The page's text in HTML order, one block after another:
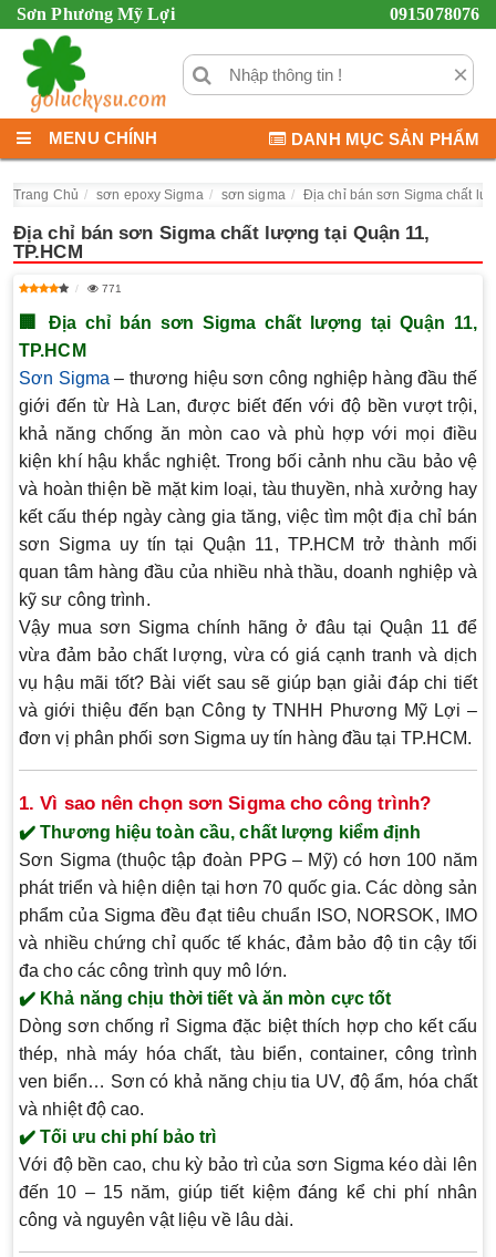
Sơn Phương Mỹ Lợi 0915078076
×
MENU CHÍNH DANH MỤC SẢN PHẨM
Trang Chủ sơn epoxy Sigma sơn sigma Địa chỉ bán sơn Sigma chất
Địa chỉ bán sơn Sigma chất lượng tại Quận 11,
TP.HCM
771
🏢Địa chỉ bán sơn Sigma chất lượng tại Quận 11,
TP.HCM
Sơn Sigma – thương hiệu sơn công nghiệp hàng đầu thế
giới đến từ Hà Lan, được biết đến với độ bền vượt trội,
khả năng chống ăn mòn cao và phù hợp với mọi điều
kiện khí hậu khắc nghiệt. Trong bối cảnh nhu cầu bảo vệ
và hoàn thiện bề mặt kim loại, tàu thuyền, nhà xưởng hay
kết cấu thép ngày càng gia tăng, việc tìm mộtđịa chỉ bán
sơn Sigma uy tín tại Quận 11, TP.HCM trở thành mối
quan tâm hàng đầu của nhiều nhà thầu, doanh nghiệp và
kỹ sư công trình.
Vậy mua sơn Sigma chính hãng ở đâu tại Quận 11 để
vừa đảm bảo chất lượng, vừa có giá cạnh tranh và dịch
vụ hậu mãi tốt? Bài viết sau sẽ giúp bạn giải đáp chi tiết
và giới thiệu đến bạnCông ty TNHH Phương Mỹ Lợi –
đơn vị phân phối sơn Sigma uy tín hàng đầu tại TP.HCM.
1. Vì sao nên chọn sơn Sigma cho công trình?
✔️ Thương hiệu toàn cầu, chất lượng kiểm định
Sơn Sigma (thuộc tập đoàn PPG – Mỹ) có hơn 100 năm
phát triển và hiện diện tại hơn 70 quốc gia. Các dòng sản
phẩm của Sigma đều đạt tiêu chuẩn ISO, NORSOK, IMO
và nhiều chứng chỉ quốc tế khác, đảm bảo độ tin cậy tối
đa cho các công trình quy mô lớn.
✔️ Khả năng chịu thời tiết và ăn mòn cực tốt
Dòng sơn chống rỉ Sigma đặc biệt thích hợp cho kết cấu
thép, nhà máy hóa chất, tàu biển, container, công trình
ven biển… Sơn có khả năng chịu tia UV, độ ẩm, hóa chất
và nhiệt độ cao.
✔️ Tối ưu chi phí bảo trì
Với độ bền cao, chu kỳ bảo trì của sơn Sigma kéo dài lên
đến 10 – 15 năm, giúp tiết kiệm đáng kể chi phí nhân
công và nguyên vật liệu về lâu dài.